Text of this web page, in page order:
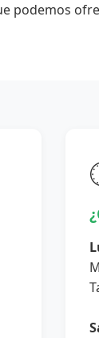
podemos